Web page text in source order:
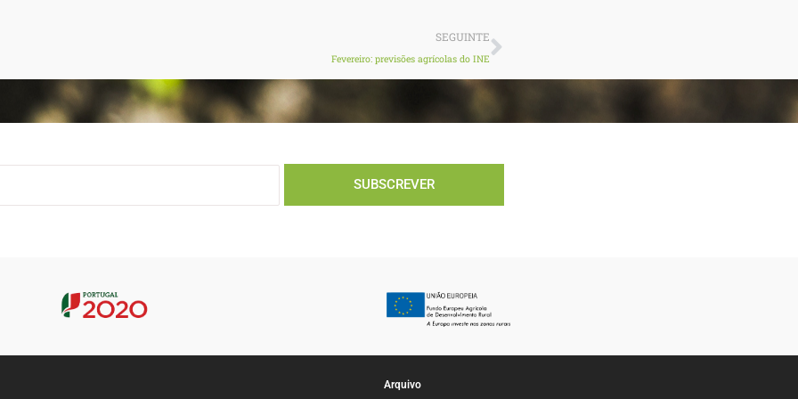
SEGUINTE
Fevereiro: previsões agrícolas do INE
Next
SUBSCREVER
Arquivo